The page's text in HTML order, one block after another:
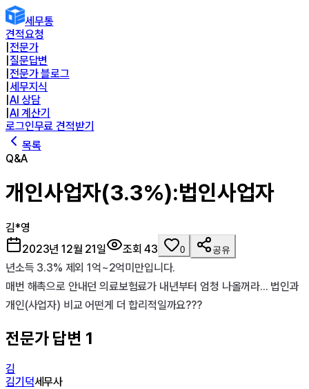
세무통
견적요청
전문가
질문답변
전문가 블로그
세무지식
AI 상담
AI 계산기
로그인무료 견적받기
목록
Q&A
개인사업자(3.3%):법인사업자
김*영
2023년 12월 21일
조회43 0 공유
년소득 3.3% 제외 1억~2억미만입니다.
매번 해촉으로 안내던 의료보험료가 내년부터 엄청 나올꺼라... 법인과
개인(사업자) 비교 어떤게 더 합리적일까요???
전문가 답변 1
김
김기덕세무사